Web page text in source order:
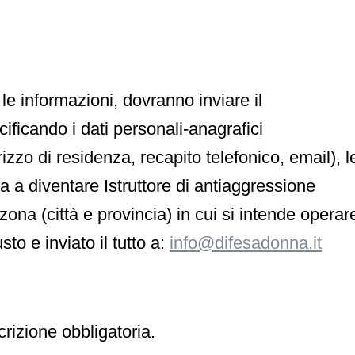
informazioni, dovranno inviare il
i dati personali-anagrafici
di residenza, recapito telefonico, email),
a diventare Istruttore di antiaggressione
zona (città e provincia) in cui si intende
e inviato il tutto a: info@difesadonna.it
obbligatoria.